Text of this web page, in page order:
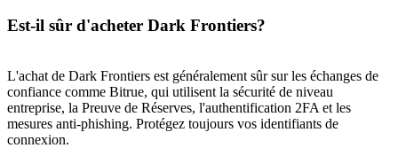
Se connecter
S'inscrire
Est-il sûr d'acheter Dark Frontiers?
L'achat de Dark Frontiers est généralement sûr sur les échanges de
confiance comme Bitrue, qui utilisent la sécurité de niveau
entreprise, la Preuve de Réserves, l'authentification 2FA et les
mesures anti-phishing. Protégez toujours vos identifiants de
connexion.